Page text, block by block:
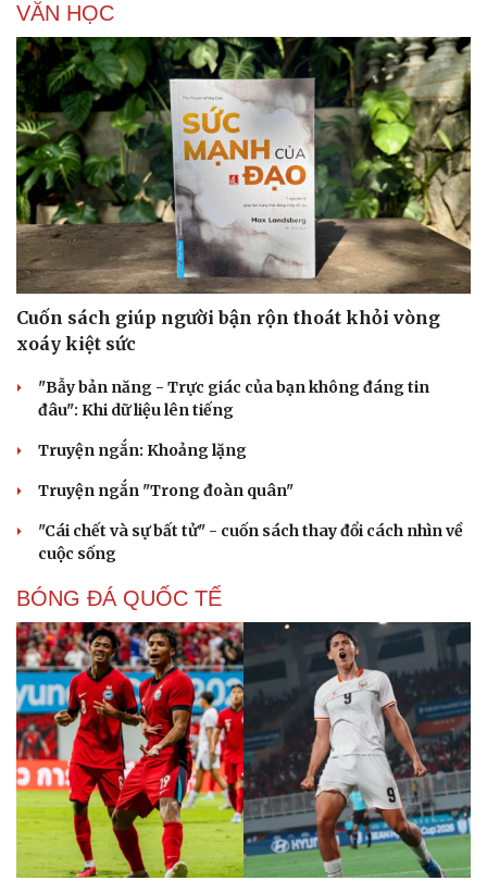
Văn hóa
Sân khấu - Điện ảnh
Văn học
Âm nhạc
Di sản
Thời trang
Sao Việt
VĂN HỌC
Cuốn sách giúp người bận rộn thoát khỏi vòng
xoáy kiệt sức
"Bẫy bản năng - Trực giác của bạn không đáng tin
đâu": Khi dữ liệu lên tiếng
Truyện ngắn: Khoảng lặng
Truyện ngắn "Trong đoàn quân"
"Cái chết và sự bất tử" - cuốn sách thay đổi cách nhìn về
cuộc sống
BÓNG ĐÁ QUỐC TẾ